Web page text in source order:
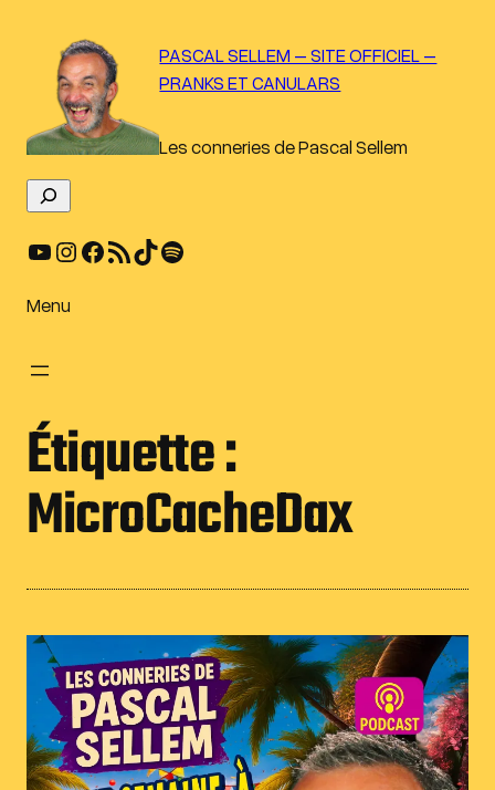
contenu
PASCAL SELLEM – SITE OFFICIEL –
PRANKS ET CANULARS
Les conneries de Pascal Sellem
e
c
e
YouTube Instagram Facebook Flux RSS TikTok Spotify
Menu
Étiquette :
MicroCacheDax